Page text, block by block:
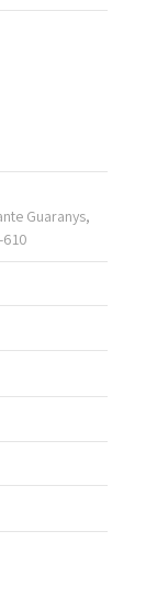
Guaranys,